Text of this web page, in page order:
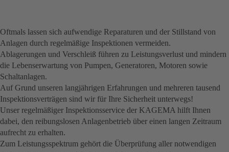
Oftmals lassen sich aufwendige Reparaturen und der Stillstand von
Anlagen durch regelmäßige Inspektionen vermeiden.
Ablagerungen und Verschleiß führen zu Leistungsverlust und mindern
die Lebenserwartung von Pumpen, Generatoren, Motoren sowie
Schaltanlagen.
Auf Grund unseren langjährigen Erfahrungen und mehreren tausend
Inspektionsverträgen sind wir für Ihre Sicherheit unterwegs!
Unser regelmäßiger Inspektionsservice der KAGEMA hilft Ihnen
dabei, den reibungslosen Anlagenbetrieb über einen langen Zeitraum
aufrecht zu erhalten.
Zum Leistungsspektrum gehört die Überprüfung aller notwendigen